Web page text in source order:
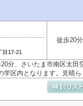
目17-21
徒歩20分
分、さいたま市南区太田
学区内となります。見晴